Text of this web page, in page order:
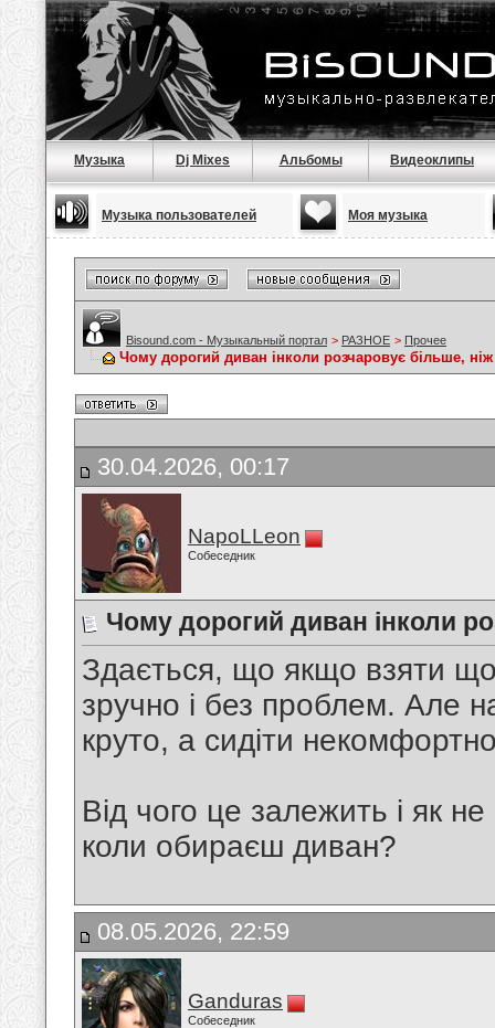
Музыка Dj Mixes Альбомы Видеоклипы
Музыка пользователей Моя музыка
Bisound.com - Музыкальный портал > РАЗНОЕ > Прочее
Чому дорогий диван інколи розчаровує більше,
30.04.2026, 00:17
NapoLLeon
Собеседник
Чому дорогий диван інколи
Здається, що якщо взяти
зручно і без проблем. Але
круто, а сидіти
Від чого це залежить і як
коли обираєш диван?
08.05.2026, 22:59
Ganduras
Собеседник